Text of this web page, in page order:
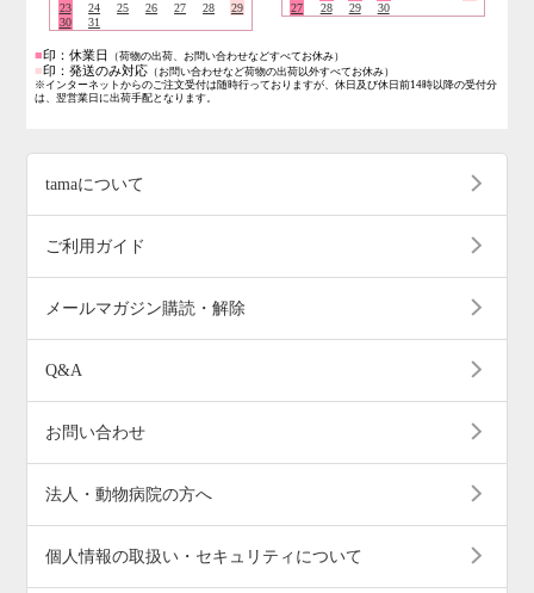
23
24 25 26 27 28
29
30
31
27
28 29 30
■印：休業日 （荷物の出荷、お問い合わせなどすべてお休み）
■印：発送のみ対応 （お問い合わせなど荷物の出荷以外すべてお休み）
※インターネットからのご注文受付は随時行っておりますが、休日及び休日前14時以降の受付分
は、翌営業日に出荷手配となります。
tamaについて
ご利用ガイド
メールマガジン購読・解除
Q&A
お問い合わせ
法人・動物病院の方へ
個人情報の取扱い・セキュリティについて